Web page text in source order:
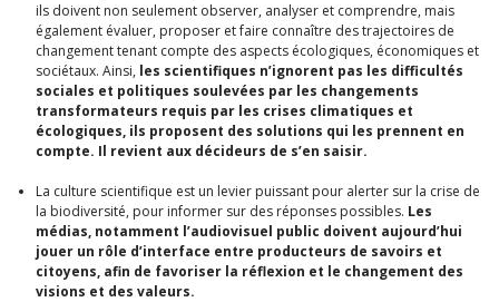
ils doivent non seulement observer, analyser et comprendre, mais
également évaluer, proposer et faire connaître des trajectoires de
changement tenant compte des aspects écologiques, économiques et
sociétaux. Ainsi, les scientifiques n’ignorent pas les difficultés
sociales et politiques soulevées par les changements
transformateurs requis par les crises climatiques et
écologiques, ils proposent des solutions qui les prennent en
compte. Il revient aux décideurs de s’en saisir.
La culture scientifique est un levier puissant pour alerter sur la crise de
la biodiversité, pour informer sur des réponses possibles. Les
médias, notamment l’audiovisuel public doivent aujourd’hui
jouer un rôle d’interface entre producteurs de savoirs et
citoyens, afin de favoriser la réflexion et le changement des
visions et des valeurs.